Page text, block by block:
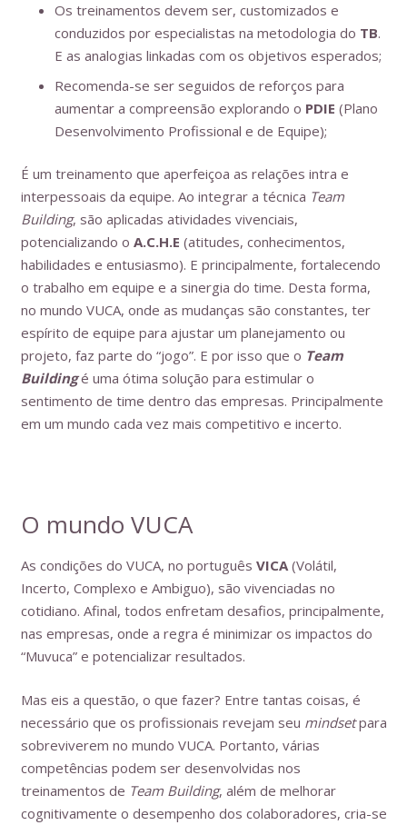
Os treinamentos devem ser, customizados e
conduzidos por especialistas na metodologia do TB.
E as analogias linkadas com os objetivos esperados;
Recomenda-se ser seguidos de reforços para
aumentar a compreensão explorando o PDIE (Plano
Desenvolvimento Profissional e de Equipe);
É um treinamento que aperfeiçoa as relações intra e
interpessoais da equipe. Ao integrar a técnica Team
Building, são aplicadas atividades vivenciais,
potencializando o A.C.H.E (atitudes, conhecimentos,
habilidades e entusiasmo). E principalmente, fortalecendo
o trabalho em equipe e a sinergia do time. Desta forma,
no mundo VUCA, onde as mudanças são constantes, ter
espírito de equipe para ajustar um planejamento ou
projeto, faz parte do “jogo”. E por isso que o Team
Building é uma ótima solução para estimular o
sentimento de time dentro das empresas. Principalmente
em um mundo cada vez mais competitivo e incerto.
O mundo VUCA
As condições do VUCA, no português VICA(Volátil,
Incerto, Complexo e Ambiguo), são vivenciadas no
cotidiano. Afinal, todos enfretam desafios, principalmente,
nas empresas, onde a regra é minimizar os impactos do
“Muvuca” e potencializar resultados.
Mas eis a questão, o que fazer? Entre tantas coisas, é
necessário que os profissionais revejam seu mindsetpara
sobreviverem no mundo VUCA. Portanto, várias
competências podem ser desenvolvidas nos
treinamentos de Team Building, além de melhorar
cognitivamente o desempenho dos colaboradores, cria-se